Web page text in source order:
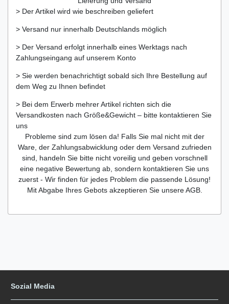
> Der Artikel wird wie beschreiben geliefert
> Versand nur innerhalb Deutschlands möglich
> Der Versand erfolgt innerhalb eines Werktags nach
Zahlungseingang auf unserem Konto
> Sie werden benachrichtigt sobald sich Ihre Bestellung auf
dem Weg zu Ihnen befindet
> Bei dem Erwerb mehrer Artikel richten sich die
Versandkosten nach Größe&Gewicht – bitte kontaktieren Sie
uns
Probleme sind zum lösen da! Falls Sie mal nicht mit der
Ware, der Zahlungsabwicklung oder dem Versand zufrieden
sind, handeln Sie bitte nicht voreilig und geben vorschnell
eine negative Bewertung ab, sondern kontaktieren Sie uns
zuerst - Wir finden für jedes Problem die passende Lösung!
Mit Abgabe Ihres Gebots akzeptieren Sie unsere AGB.
Sozial Media